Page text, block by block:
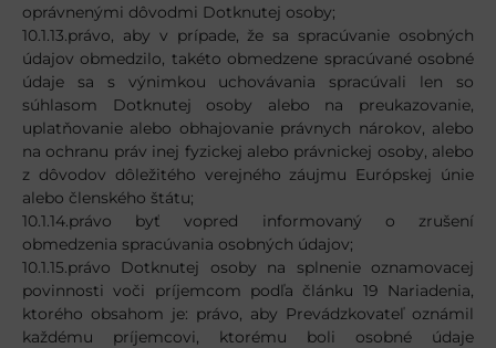
oprávnenými dôvodmi Dotknutej osoby;
10.1.13.právo, aby v prípade, že sa spracúvanie osobných
údajov obmedzilo, takéto obmedzene spracúvané osobné
údaje sa s výnimkou uchovávania spracúvali len so
súhlasom Dotknutej osoby alebo na preukazovanie,
uplatňovanie alebo obhajovanie právnych nárokov, alebo
na ochranu práv inej fyzickej alebo právnickej osoby, alebo
z dôvodov dôležitého verejného záujmu Európskej únie
alebo členského štátu;
10.1.14.právo byť vopred informovaný o zrušení
obmedzenia spracúvania osobných údajov;
10.1.15.právo Dotknutej osoby na splnenie oznamovacej
povinnosti voči príjemcom podľa článku 19 Nariadenia,
ktorého obsahom je: právo, aby Prevádzkovateľ oznámil
každému príjemcovi, ktorému boli osobné údaje